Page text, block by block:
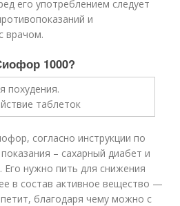
его употреблением следует
и
врачом.
1000?
согласно инструкции по
– сахарный диабет и
Его нужно пить для снижения
в состав активное вещество —
благодаря чему можно с